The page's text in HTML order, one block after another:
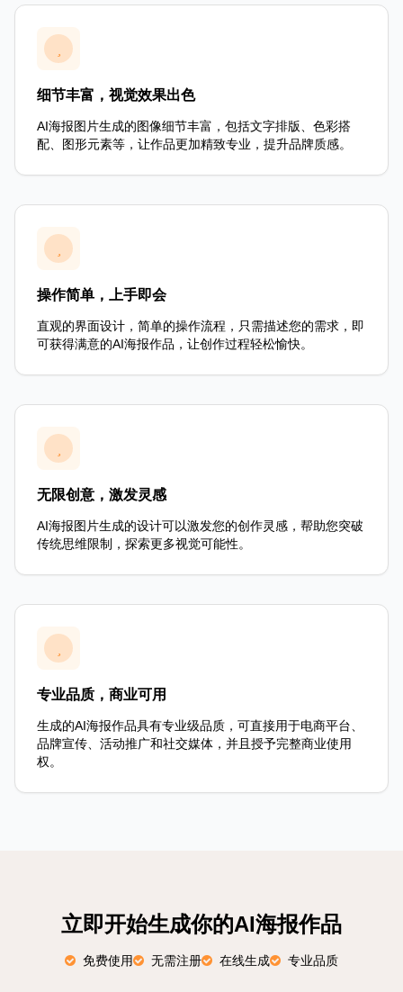
细节丰富，视觉效果出色
AI海报图片生成的图像细节丰富，包括文字排版、色彩搭
配、图形元素等，让作品更加精致专业，提升品牌质感。
操作简单，上手即会
直观的界面设计，简单的操作流程，只需描述您的需求，即
可获得满意的AI海报作品，让创作过程轻松愉快。
无限创意，激发灵感
AI海报图片生成的设计可以激发您的创作灵感，帮助您突破
传统思维限制，探索更多视觉可能性。
专业品质，商业可用
生成的AI海报作品具有专业级品质，可直接用于电商平台、
品牌宣传、活动推广和社交媒体，并且授予完整商业使用
权。
立即开始生成你的AI海报作品
免费使用 无需注册 在线生成 专业品质